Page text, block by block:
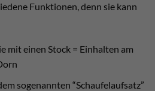
Funktionen, denn sie kann
mit einen Stock = Einhalten am
sogenannten “Schaufelaufsatz”